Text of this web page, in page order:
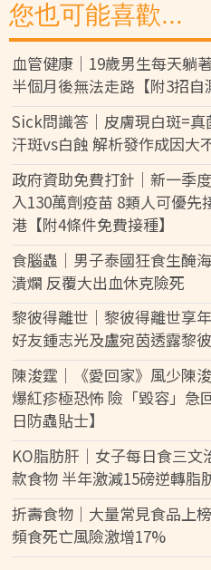
您也可能喜歡...
血管健康｜19歲男生每天躺
半個月後無法走路【附3招自
Sick問識答｜皮膚現白斑=
汗斑vs白蝕 解析發作成因大
政府資助免費打針｜新一季
入130萬劑疫苗 8類人可優
港【附4條件免費接種】
食腦蟲｜男子泰國狂食生醃
潰爛 反覆大出血休克險死
黎彼得離世｜黎彼得離世享
好友鍾志光及盧宛茵透露黎
陳浚霆｜《愛回家》風少陳
爆紅疹極恐怖 險「毀容」急
日防蟲貼士】
KO脂肪肝｜女子每日食三
款食物 半年激減15磅逆轉脂
折壽食物｜大量常見食品上
頻食死亡風險激增17%